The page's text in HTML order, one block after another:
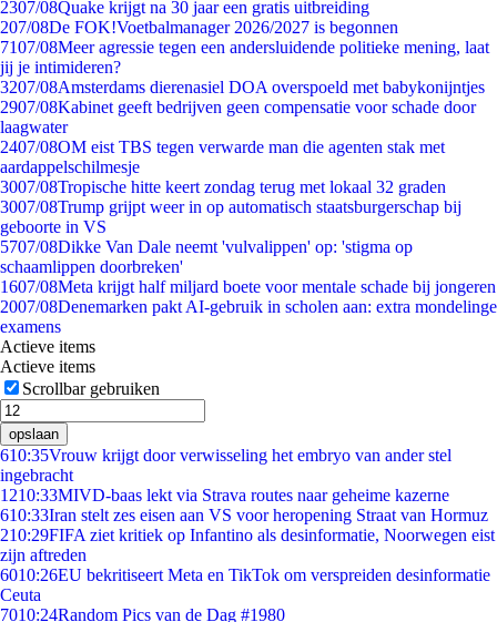
2307/08Quake krijgt na 30 jaar een gratis uitbreiding
207/08De FOK!Voetbalmanager 2026/2027 is begonnen
7107/08Meer agressie tegen een andersluidende politieke mening, laat
jij je intimideren?
3207/08Amsterdams dierenasiel DOA overspoeld met babykonijntjes
2907/08Kabinet geeft bedrijven geen compensatie voor schade door
laagwater
2407/08OM eist TBS tegen verwarde man die agenten stak met
aardappelschilmesje
3007/08Tropische hitte keert zondag terug met lokaal 32 graden
3007/08Trump grijpt weer in op automatisch staatsburgerschap bij
geboorte in VS
5707/08Dikke Van Dale neemt 'vulvalippen' op: 'stigma op
schaamlippen doorbreken'
1607/08Meta krijgt half miljard boete voor mentale schade bij jongeren
2007/08Denemarken pakt AI-gebruik in scholen aan: extra mondelinge
examens
Actieve items
Actieve items
Scrollbar gebruiken
opslaan
610:35Vrouw krijgt door verwisseling het embryo van ander stel
ingebracht
1210:33MIVD-baas lekt via Strava routes naar geheime kazerne
610:33Iran stelt zes eisen aan VS voor heropening Straat van Hormuz
210:29FIFA ziet kritiek op Infantino als desinformatie, Noorwegen eist
zijn aftreden
6010:26EU bekritiseert Meta en TikTok om verspreiden desinformatie
Ceuta
7010:24Random Pics van de Dag #1980